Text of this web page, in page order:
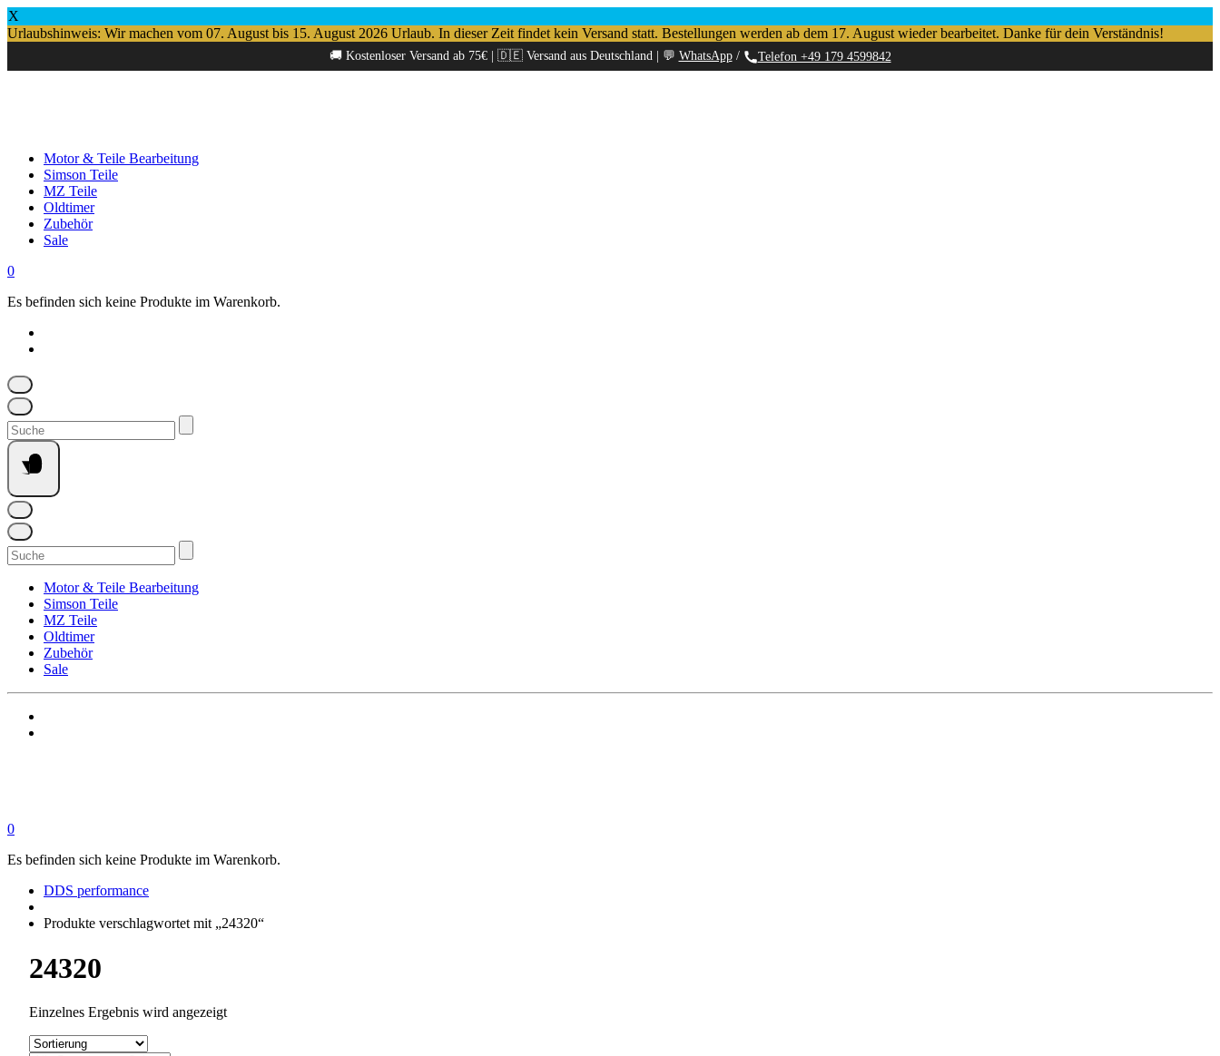
X
Urlaubshinweis: Wir machen vom 07. August bis 15. August 2026 Urlaub. In dieser Zeit findet kein Versand statt. Bestellungen werden ab dem 17. August wieder bearbeitet. Danke für dein Verständnis!
🚚 Kostenloser Versand ab 75€ | 🇩🇪 Versand aus Deutschland | 💬 WhatsApp/ Telefon +49 179 4599842
Motor & Teile Bearbeitung
Simson Teile
MZ Teile
Oldtimer
Zubehör
Sale
0
Es befinden sich keine Produkte im Warenkorb.
Suchen
nach:
Suchen
nach:
Motor & Teile Bearbeitung
Simson Teile
MZ Teile
Oldtimer
Zubehör
Sale
0
Es befinden sich keine Produkte im Warenkorb.
DDS performance
Produkte verschlagwortet mit „24320“
24320
Einzelnes Ergebnis wird angezeigt